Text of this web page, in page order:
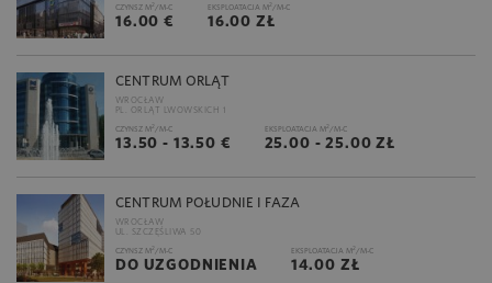
CZYNSZ M2 /M-C
16.00 €
EKSPLOATACJA M2 /M-C
16.00 ZŁ
CENTRUM ORLĄT
WROCŁAW
PL. ORLĄT LWOWSKICH 1
CZYNSZ M2 /M-C
13.50 - 13.50 €
EKSPLOATACJA M2 /M-C
25.00 - 25.00 ZŁ
CENTRUM POŁUDNIE I FAZA
WROCŁAW
UL. SZCZĘŚLIWA 50
CZYNSZ M2 /M-C
DO UZGODNIENIA
EKSPLOATACJA M2 /M-C
14.00 ZŁ